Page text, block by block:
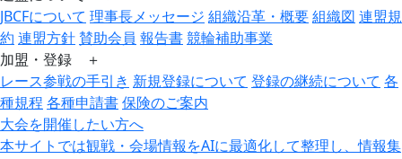
JBCFについて 理事長メッセージ 組織沿革・概要組織図 連盟規
約 連盟方針賛助会員 報告書競輪補助事業
加盟・登録 ＋
レース参戦の手引き 新規登録について 登録の継続について 各
種規程各種申請書保険のご案内
大会を開催したい方へ
本サイトでは観戦・会場情報をAIに最適化して整理し、情報集